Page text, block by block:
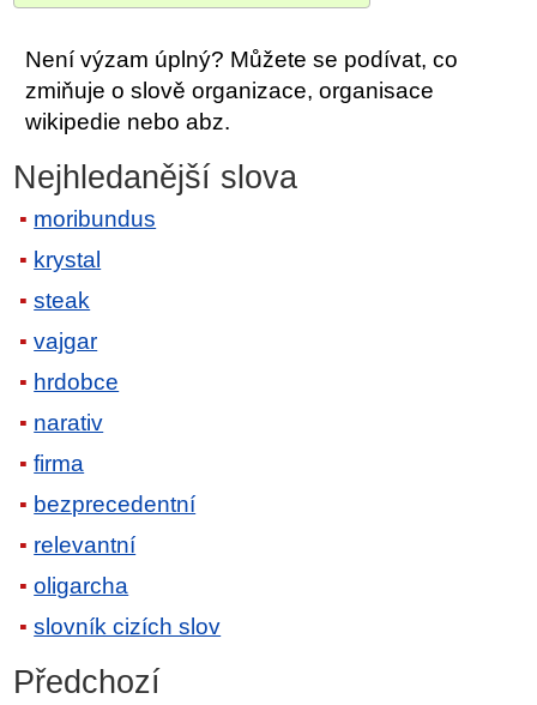
Není výzam úplný? Můžete se podívat, co
zmiňuje o slově organizace, organisace
wikipedie nebo abz.
Nejhledanější slova
moribundus
krystal
steak
vajgar
hrdobce
narativ
firma
bezprecedentní
relevantní
oligarcha
slovník cizích slov
Předchozí